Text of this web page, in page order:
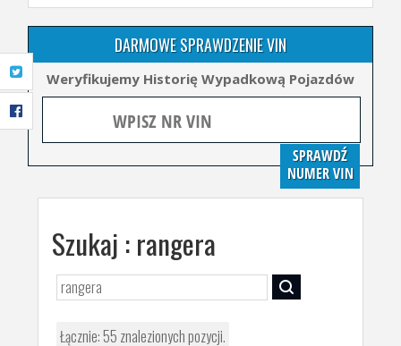
DARMOWE SPRAWDZENIE VIN
Weryfikujemy Historię Wypadkową Pojazdów
SPRAWDŹ
NUMER VIN
Szukaj : rangera
Łącznie:55 znalezionych pozycji.